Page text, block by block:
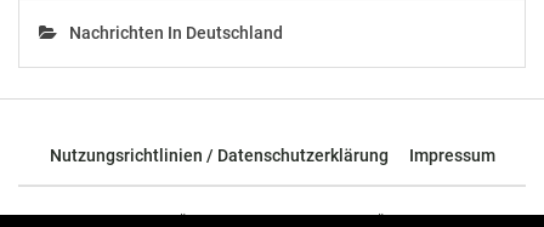
Nachrichten In Deutschland
Nutzungsrichtlinien / Datenschutzerklärung Impressum
© 2026 - TOP News Österreich - Nachrichten aus Österreich und der